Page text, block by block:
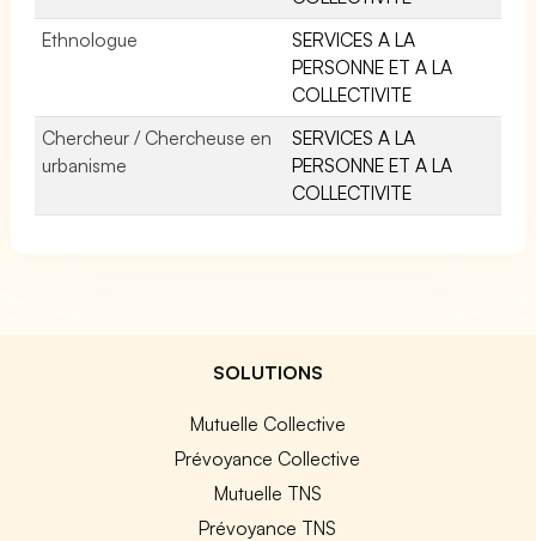
Ethnologue
SERVICES A LA
PERSONNE ET A LA
COLLECTIVITE
Chercheur / Chercheuse en
urbanisme
SERVICES A LA
PERSONNE ET A LA
COLLECTIVITE
SOLUTIONS
Mutuelle Collective
Prévoyance Collective
Mutuelle TNS
Prévoyance TNS